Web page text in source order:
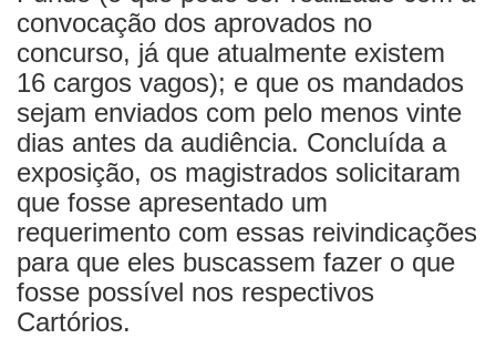
convocação dos aprovados no
concurso, já que atualmente existem
16 cargos vagos); e que os mandados
sejam enviados com pelo menos vinte
dias antes da audiência. Concluída a
exposição, os magistrados solicitaram
que fosse apresentado um
requerimento com essas reivindicações
para que eles buscassem fazer o que
fosse possível nos respectivos
Cartórios.